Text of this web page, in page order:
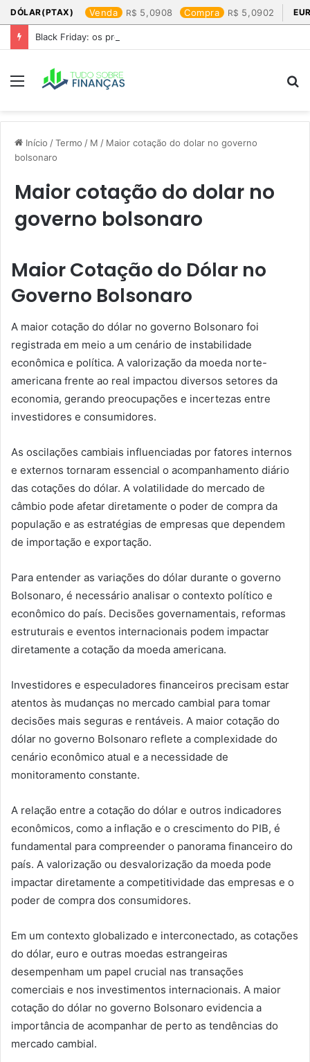
DÓLAR(PTAX) Venda 5,0908 Compra 5,0902
Black Friday: os produtos que mais valem a pena
Menu
Início /Termo / M / Maior cotação do dolar no governo
bolsonaro​
Maior cotação do dolar no
governo bolsonaro​
Maior Cotação do Dólar no
Governo Bolsonaro
A maior cotação do dólar no governo Bolsonaro foi
registrada em meio a um cenário de instabilidade
econômica e política. A valorização da moeda norte-
americana frente ao real impactou diversos setores da
economia, gerando preocupações e incertezas entre
investidores e consumidores.
As oscilações cambiais influenciadas por fatores internos
e externos tornaram essencial o acompanhamento diário
das cotações do dólar. A volatilidade do mercado de
câmbio pode afetar diretamente o poder de compra da
população e as estratégias de empresas que dependem
de importação e exportação.
Para entender as variações do dólar durante o governo
Bolsonaro, é necessário analisar o contexto político e
econômico do país. Decisões governamentais, reformas
estruturais e eventos internacionais podem impactar
diretamente a cotação da moeda americana.
Investidores e especuladores financeiros precisam estar
atentos às mudanças no mercado cambial para tomar
decisões mais seguras e rentáveis. A maior cotação do
dólar no governo Bolsonaro reflete a complexidade do
cenário econômico atual e a necessidade de
monitoramento constante.
A relação entre a cotação do dólar e outros indicadores
econômicos, como a inflação e o crescimento do PIB, é
fundamental para compreender o panorama financeiro do
país. A valorização ou desvalorização da moeda pode
impactar diretamente a competitividade das empresas e o
poder de compra dos consumidores.
Em um contexto globalizado e interconectado, as cotações
do dólar, euro e outras moedas estrangeiras
desempenham um papel crucial nas transações
comerciais e nos investimentos internacionais. A maior
cotação do dólar no governo Bolsonaro evidencia a
importância de acompanhar de perto as tendências do
mercado cambial.